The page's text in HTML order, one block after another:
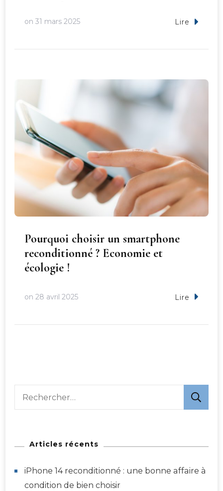
on 31 mars 2025 Lire
Pourquoi choisir un smartphone
reconditionné ? Economie et
écologie !
on 28 avril 2025 Lire
Rechercher :
Articles récents
iPhone 14 reconditionné : une bonne affaire à
condition de bien choisir